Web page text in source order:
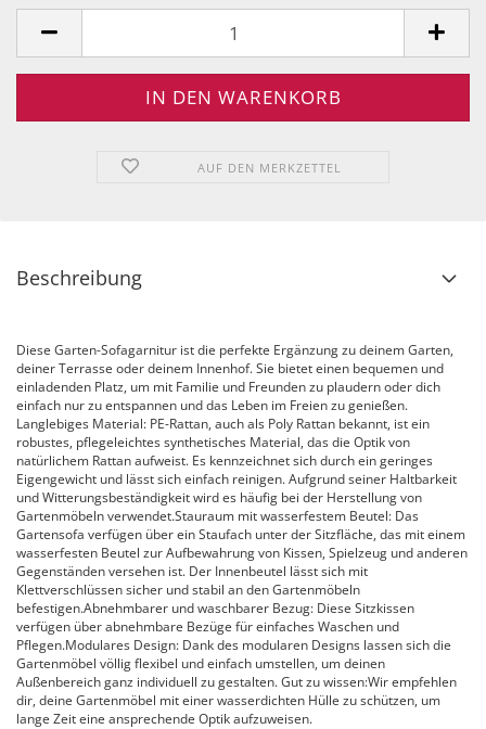
AUF DEN MERKZETTEL
Beschreibung
Diese Garten-Sofagarnitur ist die perfekte Ergänzung zu deinem Garten,
deiner Terrasse oder deinem Innenhof. Sie bietet einen bequemen und
einladenden Platz, um mit Familie und Freunden zu plaudern oder dich
einfach nur zu entspannen und das Leben im Freien zu genießen.
Langlebiges Material: PE-Rattan, auch als Poly Rattan bekannt, ist ein
robustes, pflegeleichtes synthetisches Material, das die Optik von
natürlichem Rattan aufweist. Es kennzeichnet sich durch ein geringes
Eigengewicht und lässt sich einfach reinigen. Aufgrund seiner Haltbarkeit
und Witterungsbeständigkeit wird es häufig bei der Herstellung von
Gartenmöbeln verwendet.Stauraum mit wasserfestem Beutel: Das
Gartensofa verfügen über ein Staufach unter der Sitzfläche, das mit einem
wasserfesten Beutel zur Aufbewahrung von Kissen, Spielzeug und anderen
Gegenständen versehen ist. Der Innenbeutel lässt sich mit
Klettverschlüssen sicher und stabil an den Gartenmöbeln
befestigen.Abnehmbarer und waschbarer Bezug: Diese Sitzkissen
verfügen über abnehmbare Bezüge für einfaches Waschen und
Pflegen.Modulares Design: Dank des modularen Designs lassen sich die
Gartenmöbel völlig flexibel und einfach umstellen, um deinen
Außenbereich ganz individuell zu gestalten. Gut zu wissen:Wir empfehlen
dir, deine Gartenmöbel mit einer wasserdichten Hülle zu schützen, um
lange Zeit eine ansprechende Optik aufzuweisen.